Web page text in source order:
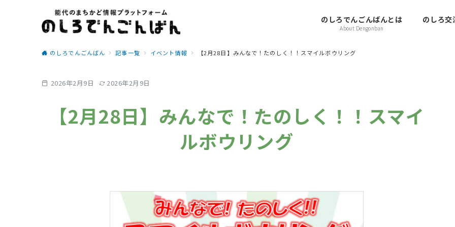
のしろでんごんばんとは
About Dengonban
のしろ
のしろでんごんばん 記事一覧 イベント情報 【2月28日】みんなで！たのしく！！スマイルボウリング
2026年2月9日 2026年2月9日
【2月28日】みんなで！たのしく！！スマイ
ルボウリング